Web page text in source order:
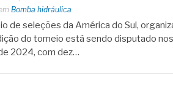
Bomba hidráulica
de seleções da América do Sul,
do torneio está sendo disputado
2024, com dez…